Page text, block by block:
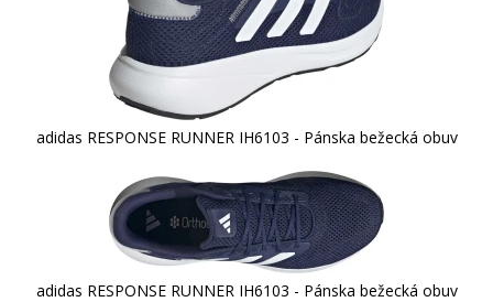
adidas RESPONSE RUNNER IH6103 - Pánska bežecká obuv
adidas RESPONSE RUNNER IH6103 - Pánska bežecká obuv